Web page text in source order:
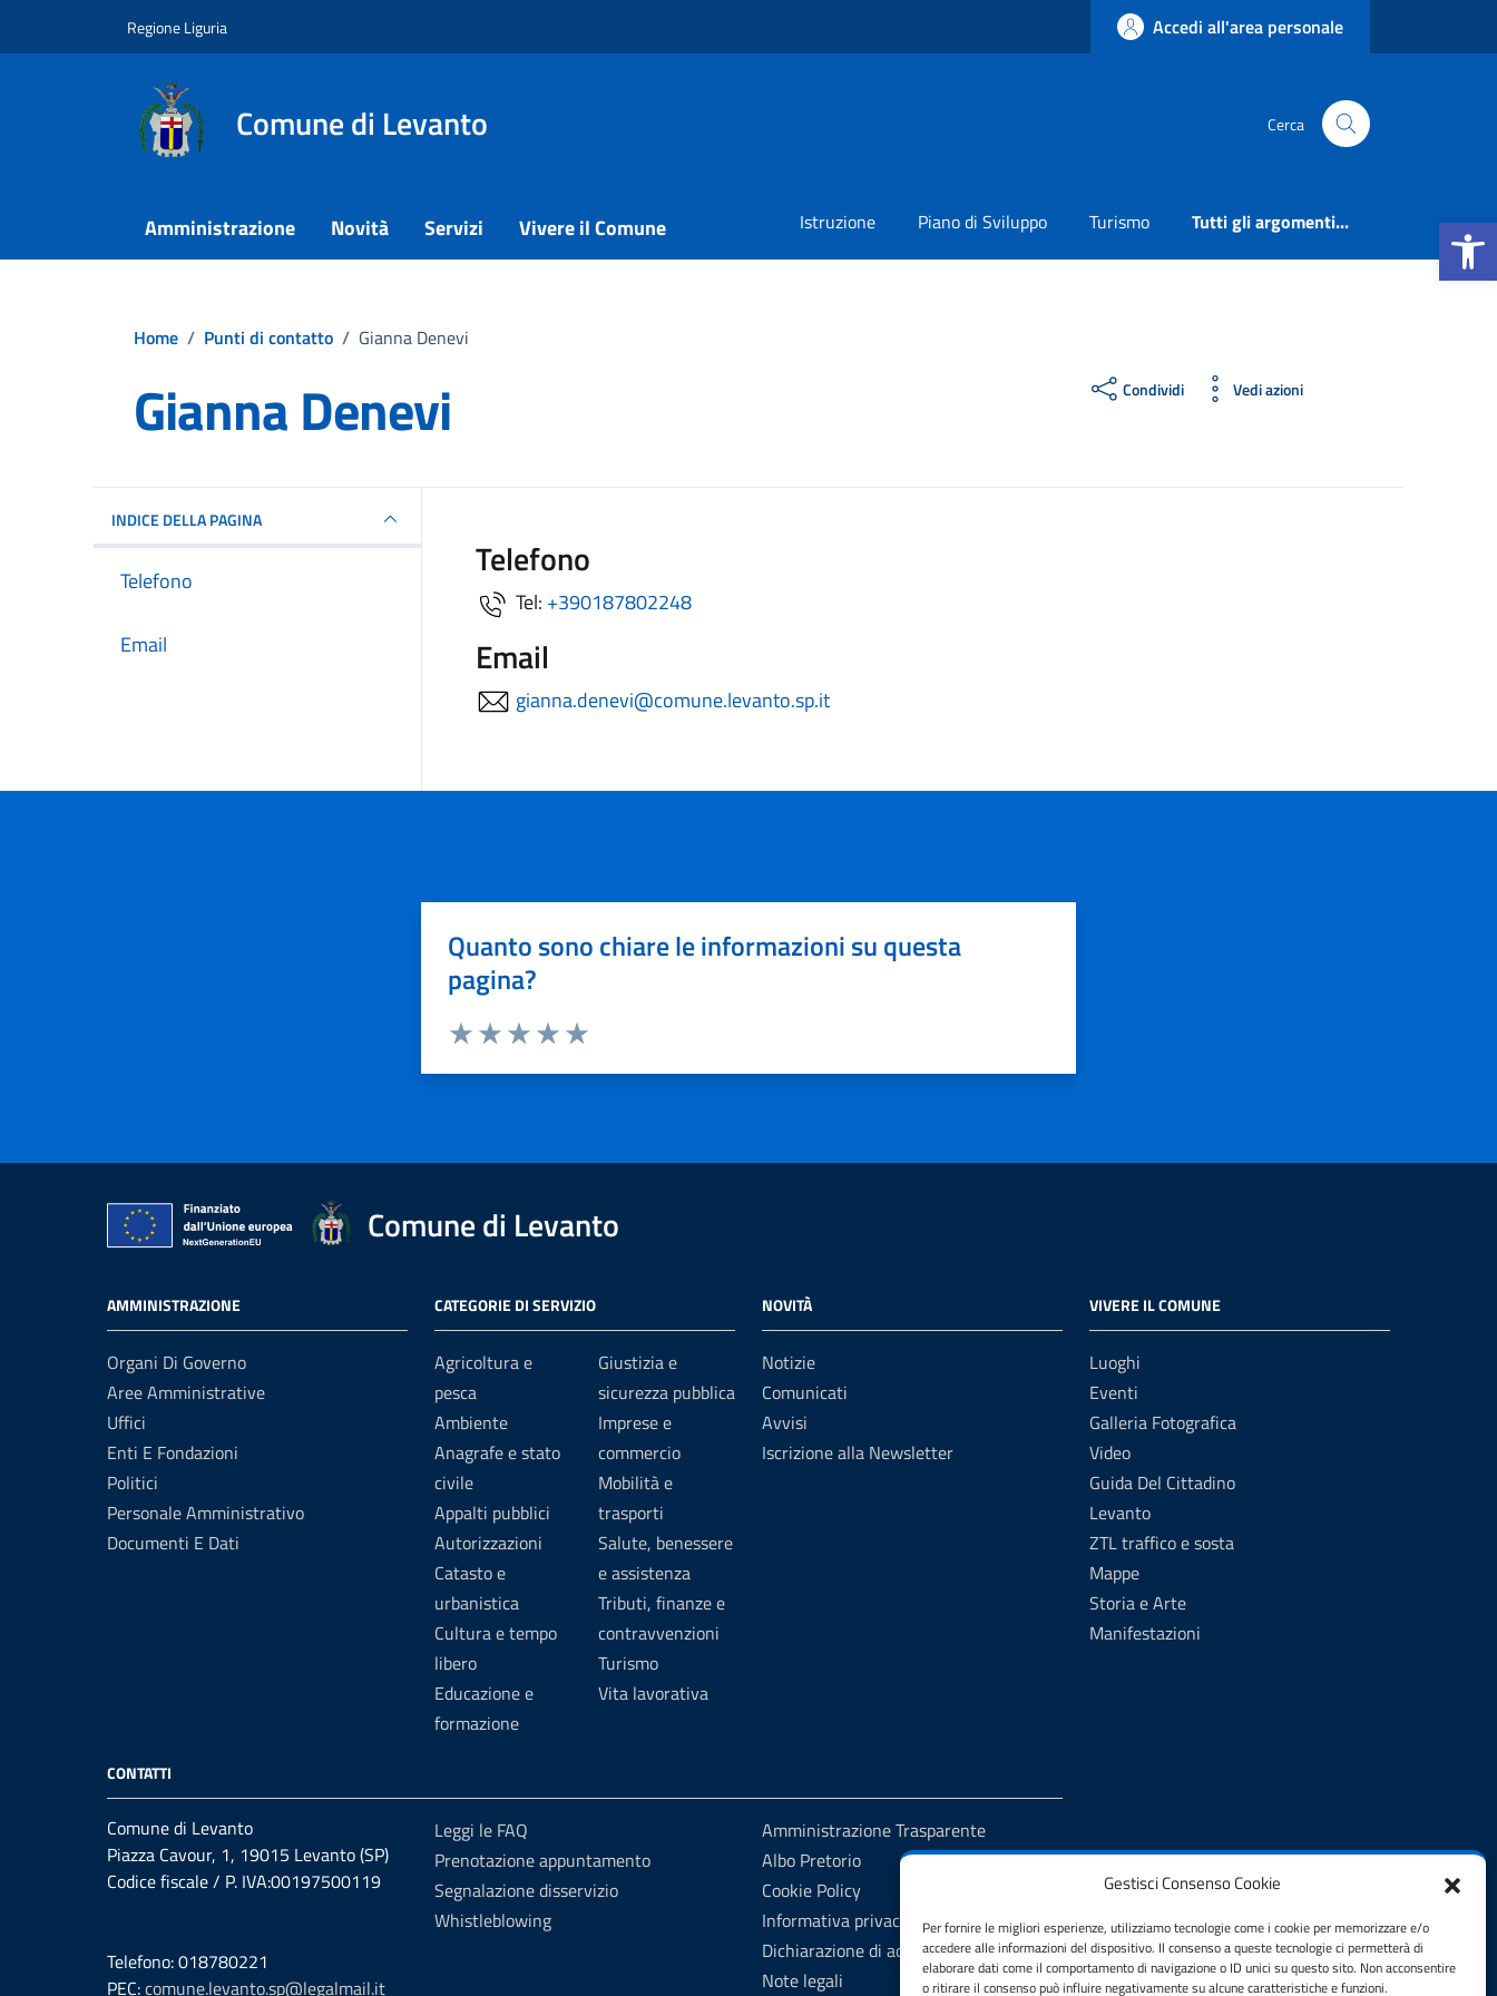
Apri la
Gestisci Consenso Cookie
Per fornire le migliori esperienze, utilizziamo tecnologie come i cookie per memorizzare e/o
accedere alle informazioni del dispositivo. Il consenso a queste tecnologie ci permetterà di
elaborare dati come il comportamento di navigazione o ID unici su questo sito. Non acconsentire
o ritirare il consenso può influire negativamente su alcune caratteristiche e funzioni.
Regione Liguria Accedi all'area personale
Comune di Levanto Cerca
Amministrazione Novità Servizi Vivere il Comune Istruzione Piano di Sviluppo Turismo Tutti gli argomenti...
Home / Punti di contatto / Gianna Denevi
Gianna Denevi Condividi Vedi azioni
INDICE DELLA PAGINA
Telefono
Email
Telefono
Tel: +390187802248
Email
gianna.denevi@comune.levanto.sp.it
Quanto sono chiare le informazioni su questa
pagina?
Comune di Levanto
AMMINISTRAZIONE
Organi Di Governo
Aree Amministrative
Uffici
Enti E Fondazioni
Politici
Personale Amministrativo
Documenti E Dati
CATEGORIE DI SERVIZIO
Agricoltura e
pesca
Ambiente
Anagrafe e stato
civile
Appalti pubblici
Autorizzazioni
Catasto e
urbanistica
Cultura e tempo
libero
Educazione e
formazione
Giustizia e
sicurezza pubblica
Imprese e
commercio
Mobilità e
trasporti
Salute, benessere
e assistenza
Tributi, finanze e
contravvenzioni
Turismo
Vita lavorativa
NOVITÀ
Notizie
Comunicati
Avvisi
Iscrizione alla Newsletter
VIVERE IL COMUNE
Luoghi
Eventi
Galleria Fotografica
Video
Guida Del Cittadino
Levanto
ZTL traffico e sosta
Mappe
Storia e Arte
Manifestazioni
CONTATTI
Comune di Levanto
Piazza Cavour, 1, 19015 Levanto (SP)
Codice fiscale / P. IVA:00197500119
Telefono: 018780221
PEC:comune.levanto.sp@legalmail.it
Leggi le FAQ
Prenotazione appuntamento
Segnalazione disservizio
Whistleblowing
Amministrazione Trasparente
Albo Pretorio
Cookie Policy
Informativa privacy
Dichiarazione di accessibilità
Note legali